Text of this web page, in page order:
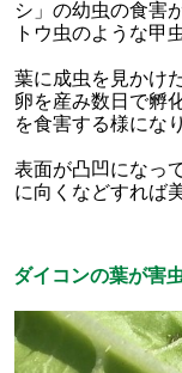
シ」の幼虫の食害
トウ虫のような甲
葉に成虫を見かけ
卵を産み数日で孵
を食害する様にな
表面が凸凹になっ
に向くなどすれば
ダイコンの葉が害